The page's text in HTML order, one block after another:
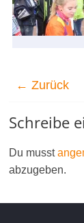
← Zurück
Schreibe
Du musst
abzugeben.